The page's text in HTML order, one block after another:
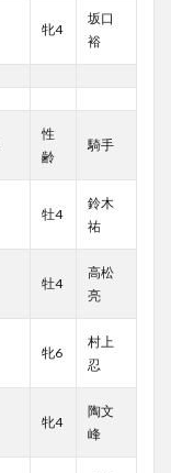
牝4
坂口
裕
性
齢
騎手
牡4
鈴木
祐
牡4
高松
亮
牝6
村上
忍
牝4
陶文
峰